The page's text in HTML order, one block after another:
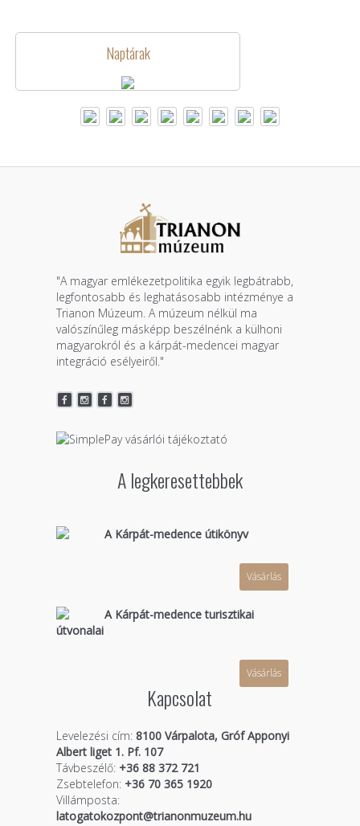
Naptárak
"A magyar emlékezetpolitika egyik legbátrabb,
legfontosabb és leghatásosabb intézménye a
Trianon Múzeum. A múzeum nélkül ma
valószínűleg másképp beszélnénk a külhoni
magyarokról és a kárpát-medencei magyar
integráció esélyeiről."
A legkeresettebbek
A Kárpát-medence útikönyv
Vásárlás
A Kárpát-medence turisztikai
útvonalai
Vásárlás
Kapcsolat
Levelezési cím: 8100 Várpalota, Gróf Apponyi
Albert liget 1. Pf. 107
Távbeszélő:+36 88 372 721
Zsebtelefon:+36 70 365 1920
Villámposta:
latogatokozpont@trianonmuzeum.hu